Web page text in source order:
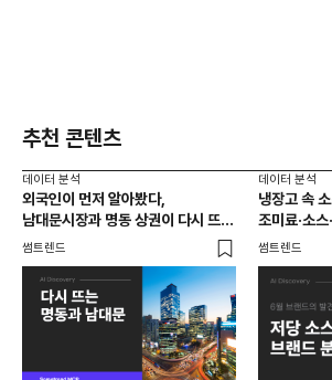
추천 콘텐츠
데이터 분석
외국인이 먼저 알아봤다,
남대문시장과 명동 상권이 다시 뜨는
이유는 뭘까
썸트렌드
데이터 분석
냉장고 속
조미료·소
반응 분석
썸트렌드